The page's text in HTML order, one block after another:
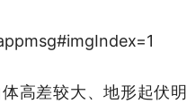
高差较大、地形起伏明